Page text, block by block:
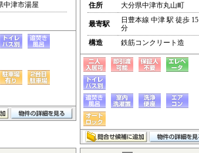
中津市湯屋
住所
大分県中津市丸山町
最寄駅
日豊本線 中津 駅 徒歩 15
分
構造
鉄筋コンクリート造